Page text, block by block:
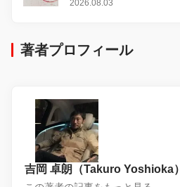
2026.08.03
著者プロフィール
吉岡 卓朗（Takuro Yoshioka）